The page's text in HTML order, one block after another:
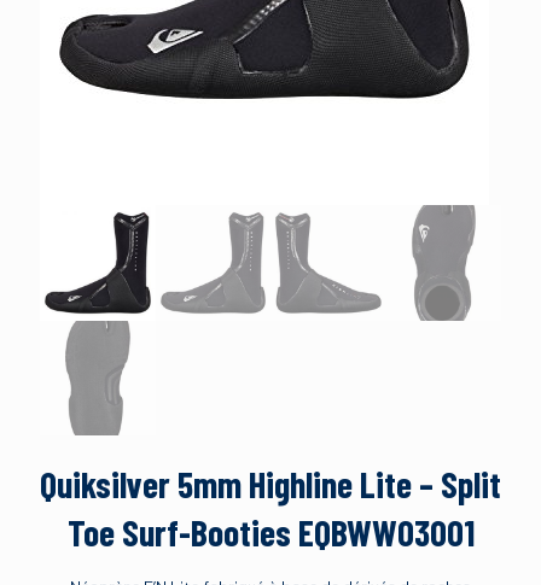
Quiksilver 5mm Highline Lite – Split
Toe Surf-Booties EQBWW03001